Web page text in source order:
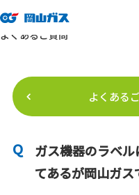
トップページ
よくあるご質問
よくある
ガス機器のラベ
てあるが岡山ガス